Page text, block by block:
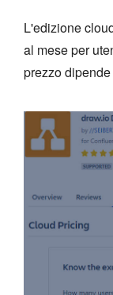
L'edizione
al mese per
prezzo